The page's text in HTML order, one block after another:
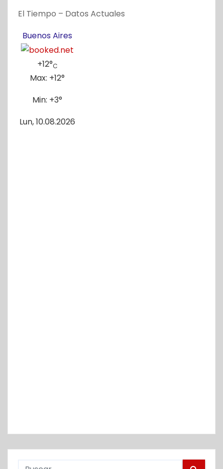
El Tiempo – Datos Actuales
Buenos Aires
+12°C
Max: +12°
Min: +3°
Lun, 10.08.2026